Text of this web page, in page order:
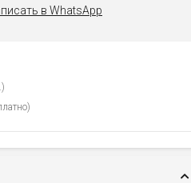
в WhatsApp